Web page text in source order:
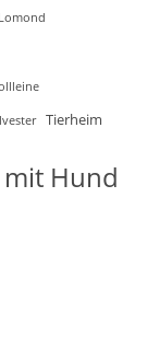
Tierheim
Hund